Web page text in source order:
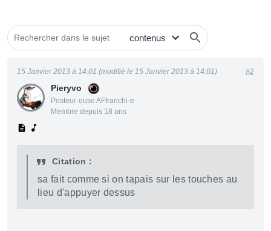
Pieryvo
Posteur·euse AFfranchi·e
Membre depuis 18 ans
15 Janvier 2013 à 14:01 (modifié le 15 Janvier 2013 à 14:01) #2
Citation :
sa fait comme si on tapais sur les touches au
lieu d'appuyer dessus